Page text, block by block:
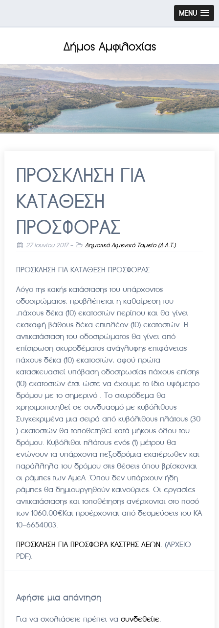
MENU
Δήμος Αμφιλοχίας
ΠΡΟΣΚΛΗΣΗ ΓΙΑ
ΚΑΤΑΘΕΣΗ
ΠΡΟΣΦΟΡΑΣ
27 Ιουνίου 2017- Δημοτικό Λιμενικό Ταμείο (Δ.Λ.Τ.)
ΠΡΟΣΚΛΗΣΗ ΓΙΑ ΚΑΤΑΘΕΣΗ ΠΡΟΣΦΟΡΑΣ
Λόγο της κακής κατάστασης του υπάρχοντος
οδοστρώματος, προβλέπεται η καθαίρεση του
,πάχους δέκα (10) εκατοστών περίπου και θα γίνει
εκσκαφή βάθους δέκα επιπλέον (10) εκατοστών .Η
αντικατάσταση του οδοστρώματος θα γίνει από
επίστρωση σκυροδέματος ανάγλυφης επιφάνειας
πάχους δέκα (10) εκατοστών, αφού πρώτα
κατασκευαστεί υπόβαση οδοστρωσίας πάχους επίσης
(10) εκατοστών έτσι ώστε να έχουμε το ίδιο υψόμετρο
δρόμου με το σημερινό . Το σκυρόδεμα θα
χρησιμοποιηθεί σε συνδυασμό με κυβόλιθους
Συγκεκριμένα μια σειρά από κυβόλιθους πλάτους (30
) εκατοστών θα τοποθετηθεί κατά μήκους όλου του
δρόμου. Κυβόλιθοι πλάτους ενός (1) μέτρου θα
ενώνουν τα υπάρχοντα πεζοδρόμια εκατέρωθεν και
παράλληλα του δρόμου στις θέσεις όπου βρίσκονται
οι ράμπες των ΑμεΑ .Όπου δεν υπάρχουν ήδη
ράμπες θα δημιουργηθούν καινούριες. Οι εργασίες
αντικατάστασης και τοποθέτησης ανέρχονται στο ποσό
των 1060,00€Και προέρχονται από δεσμεύσεις του ΚΑ
10-6654003.
ΠΡΟΣΚΛΗΣΗ ΓΙΑ ΠΡΟΣΦΟΡΑ ΚΑΣΤΡΗΣ ΛΕΩΝ. (ΑΡΧΕΙΟ
PDF).
Αφήστε μια απάντηση
Για να σχολιάσετε πρέπει να συνδεθείτε.